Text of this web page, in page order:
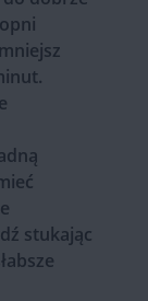
stukając